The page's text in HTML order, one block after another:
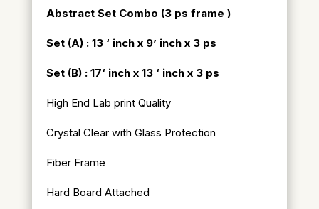
Abstract Set Combo (3 ps frame )
Set (A) : 13 ‘ inch x 9’ inch x 3 ps
Set (B) : 17‘ inch x 13 ‘ inch x 3 ps
High End Lab print Quality
Crystal Clear with Glass Protection
Fiber Frame
Hard Board Attached